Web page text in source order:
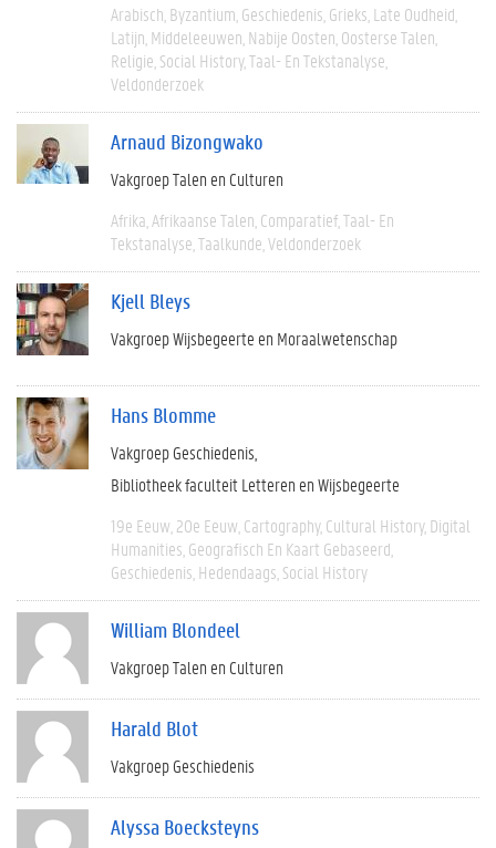
Arabisch Byzantium Geschiedenis Grieks Late Oudheid
Latijn Middeleeuwen Nabije Oosten Oosterse Talen
Religie Social History Taal- En Tekstanalyse
Veldonderzoek
Arnaud Bizongwako
Vakgroep Talen en Culturen
Afrika Afrikaanse Talen Comparatief Taal- En
Tekstanalyse Taalkunde Veldonderzoek
Kjell Bleys
Vakgroep Wijsbegeerte en Moraalwetenschap
Hans Blomme
Vakgroep Geschiedenis
Bibliotheek faculteit Letteren en Wijsbegeerte
19e Eeuw 20e Eeuw Cartography Cultural History Digital
Humanities Geografisch En Kaart Gebaseerd
Geschiedenis Hedendaags Social History
William Blondeel
Vakgroep Talen en Culturen
Harald Blot
Vakgroep Geschiedenis
Alyssa Boecksteyns